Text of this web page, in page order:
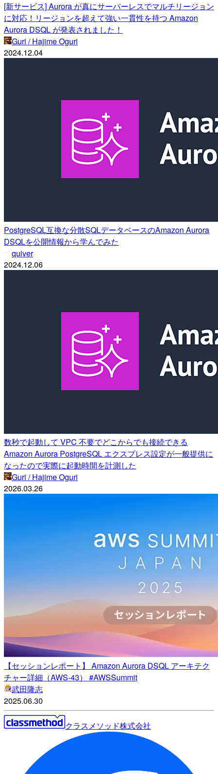
[新サービス] Aurora が真にサーバーレスでマルチリージョン
に対応！リージョンを超えて強い一貫性を持つ Amazon
Aurora DSQL が発表されました！
Guri / Hajime Oguri
2024.12.04
PostgreSQL互換な分散SQLデータベースのAmazon Aurora
DSQLを公開情報から学んでみた
quiver
2024.12.06
数秒で起動して VPC 不要でどこからでも接続できる
Amazon Aurora PostgreSQL エクスプレス設定が一般提供に
なったので実際に起動時間を計測した
Guri / Hajime Oguri
2026.03.26
【セッションレポート】 Amazon Aurora DSQL アーキテク
チャー詳細（AWS-43） #AWSSummit
武田隆志
2025.06.30
クラスメソッド株式会社